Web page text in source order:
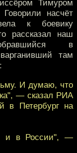
Тимуром
насчёт
к боевику
рассказал наш
в
там
И думаю, что
— сказал РИА
в Петербург на
и в России", —